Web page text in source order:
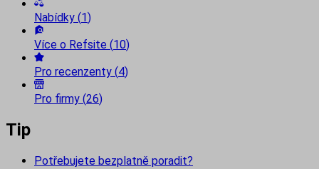
Nabídky (1)
Více o Refsite (10)
Pro recenzenty (4)
Pro firmy (26)
Tip
Potřebujete bezplatně poradit?